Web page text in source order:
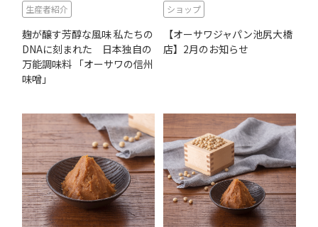
生産者紹介
麹が醸す芳醇な風味 私たちの
DNAに刻まれた 日本独自の
万能調味料 「オーサワの信州
味噌」
ショップ
【オーサワジャパン池尻大橋
店】2月のお知らせ